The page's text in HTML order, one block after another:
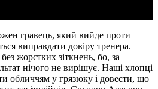
гравець, який вийде проти
виправдати довіру тренера.
жорстких зіткнень, бо, за
нічого не вирішує. Наші хлопці
обличчям у грязюку і довести, що